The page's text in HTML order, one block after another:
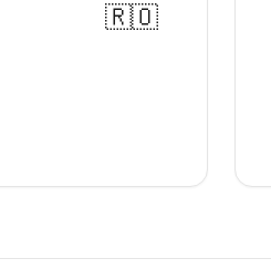
🇷🇴